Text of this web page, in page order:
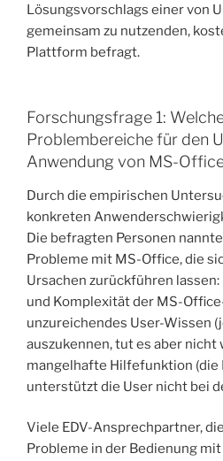
Lösungsvorschlags einer von
gemeinsam zu nutzenden,
Plattform befragt.
Forschungsfrage 1:
Problembereiche für den
Anwendung von MS-
Durch die empirischen
konkreten
Die befragten Personen
Probleme mit MS-Office, die
Ursachen zurückführen
und Komplexität der MS-
unzureichendes User-Wissen
auszukennen, tut es aber nicht
mangelhafte Hilfefunktion
unterstützt die User nicht bei
Viele EDV-Ansprechpartner,
Probleme in der Bedienung